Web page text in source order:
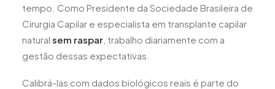
tempo. Como Presidente da Sociedade Brasileira de
Cirurgia Capilar e especialista em transplante capilar
natural sem raspar , trabalho diariamente com a
gestão dessas expectativas.
Calibrá-las com dados biológicos reais é parte do